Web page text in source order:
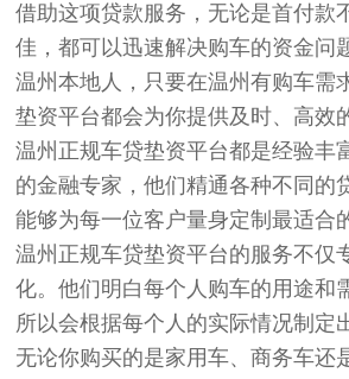
借助这项贷款服务，无论是首付款
佳，都可以迅速解决购车的资金问
温州本地人，只要在温州有购车需
垫资平台都会为你提供及时、高效
温州正规车贷垫资平台都是经验丰
的金融专家，他们精通各种不同的
能够为每一位客户量身定制最适合
温州正规车贷垫资平台的服务不仅
化。他们明白每个人购车的用途和
所以会根据每个人的实际情况制定
无论你购买的是家用车、商务车还